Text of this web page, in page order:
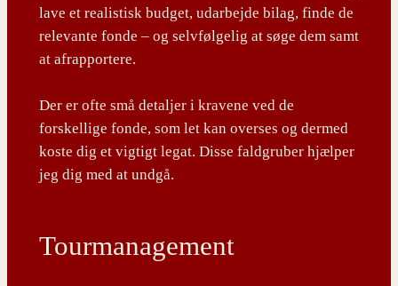
lave et realistisk budget, udarbejde bilag, finde de
relevante fonde – og selvfølgelig at søge dem samt
at afrapportere.
Der er ofte små detaljer i kravene ved de
forskellige fonde, som let kan overses og dermed
koste dig et vigtigt legat. Disse faldgruber hjælper
jeg dig med at undgå.
Tourmanagement